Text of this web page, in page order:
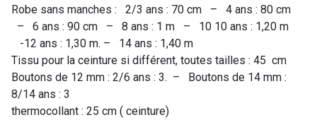
Robe sans manches : 2/3 ans : 70 cm – 4 ans : 80 cm
– 6 ans : 90 cm – 8 ans : 1 m – 10 10 ans : 1,20 m
-12 ans : 1,30 m. – 14 ans : 1,40 m
Tissu pour la ceinture si différent, toutes tailles : 45 cm
Boutons de 12 mm : 2/6 ans : 3. – Boutons de 14 mm :
8/14 ans : 3
thermocollant : 25 cm ( ceinture)